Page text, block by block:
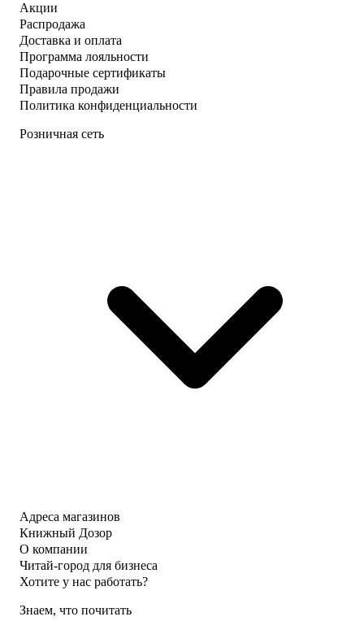
Акции
Распродажа
Доставка и оплата
Программа лояльности
Подарочные сертификаты
Правила продажи
Политика конфиденциальности
Розничная сеть
Адреса магазинов
Книжный Дозор
О компании
Читай-город для бизнеса
Хотите у нас работать?
Знаем, что почитать